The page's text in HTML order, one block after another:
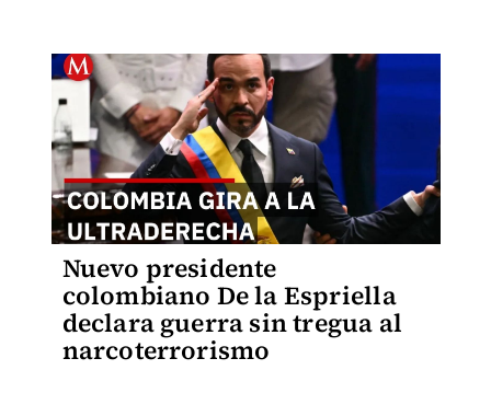
Nuevo presidente
colombiano De la Espriella
declara guerra sin tregua al
narcoterrorismo